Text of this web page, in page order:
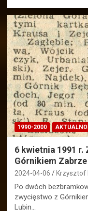
1990-2000
6 kwietnia 1991 r.
Górnikiem Zabrze
2024-04-06 Krzysztof
Po dwóch
zwycięstwo z
Lubin…